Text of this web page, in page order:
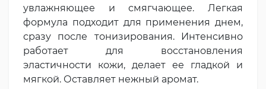
увлажняющее и смягчающее. Легкая
формула подходит для применения днем,
сразу после тонизирования. Интенсивно
работает для восстановления
эластичности кожи, делает ее гладкой и
мягкой. Оставляет нежный аромат.